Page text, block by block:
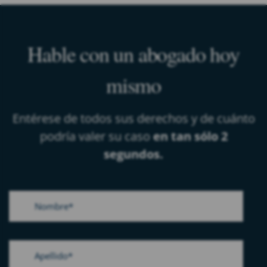
Hable con un abogado hoy
mismo
Entérese de todos sus derechos y de cuánto
podría valer su casoen tan sólo 2
segundos.